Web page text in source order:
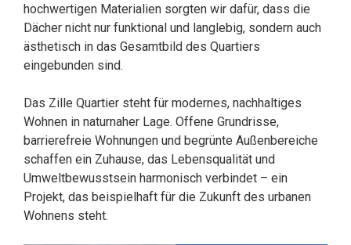
hochwertigen Materialien sorgten wir dafür, dass die
Dächer nicht nur funktional und langlebig, sondern auch
ästhetisch in das Gesamtbild des Quartiers
eingebunden sind.
Das Zille Quartier steht für modernes, nachhaltiges
Wohnen in naturnaher Lage. Offene Grundrisse,
barrierefreie Wohnungen und begrünte Außenbereiche
schaffen ein Zuhause, das Lebensqualität und
Umweltbewusstsein harmonisch verbindet – ein
Projekt, das beispielhaft für die Zukunft des urbanen
Wohnens steht.